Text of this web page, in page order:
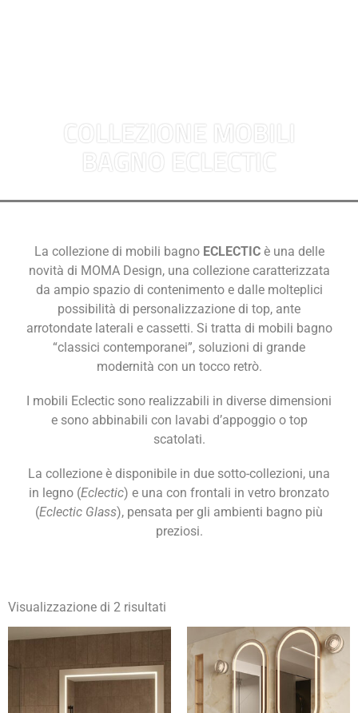
COLLEZIONE MOBILI
BAGNO ECLECTIC
La collezione di mobili bagnoECLECTICè una delle
novità di MOMA Design, una collezione caratterizzata
da ampio spazio di contenimento e dalle molteplici
possibilità di personalizzazione di top, ante
arrotondate laterali e cassetti. Si tratta di mobili bagno
“classici contemporanei”, soluzioni di grande
modernità con un tocco retrò.
I mobili Eclectic sono realizzabili in diverse dimensioni
e sono abbinabili con lavabi d’appoggio o top
scatolati.
La collezione è disponibile in due sotto-collezioni, una
in legno (Eclectic) e una con frontali in vetro bronzato
(Eclectic Glass), pensata per gli ambienti bagno più
preziosi.
Visualizzazione di 2 risultati